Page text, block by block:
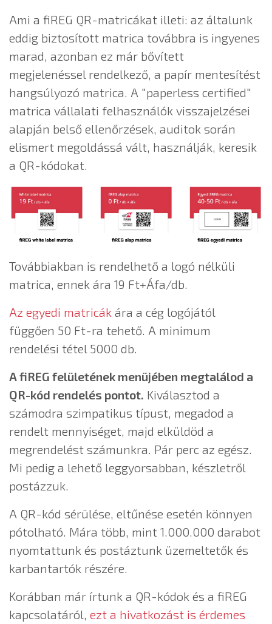
Ami a fiREG QR-matricákat illeti: az általunk
eddig biztosított matrica továbbra is ingyenes
marad, azonban ez már bővített
megjelenéssel rendelkező, a papír mentesítést
hangsúlyozó matrica. A "paperless certified"
matrica vállalati felhasználók visszajelzései
alapján belső ellenőrzések, auditok során
elismert megoldássá vált, használják, keresik
a QR-kódokat.
Továbbiakban is rendelhető a logó nélküli
matrica, ennek ára 19 Ft+Áfa/db.
Az egyedi matricák ára a cég logójától
függően 50 Ft-ra tehető. A minimum
rendelési tétel 5000 db.
A fiREG felületének menüjében megtalálod a
QR-kód rendelés pontot. Kiválasztod a
számodra szimpatikus típust, megadod a
rendelt mennyiséget, majd elküldöd a
megrendelést számunkra. Pár perc az egész.
Mi pedig a lehető leggyorsabban, készletről
postázzuk.
A QR-kód sérülése, eltűnése esetén könnyen
pótolható. Mára több, mint 1.000.000 darabot
nyomtattunk és postáztunk üzemeltetők és
karbantartók részére.
Korábban már írtunk a QR-kódok és a fiREG
kapcsolatáról, ezt a hivatkozást is érdemes